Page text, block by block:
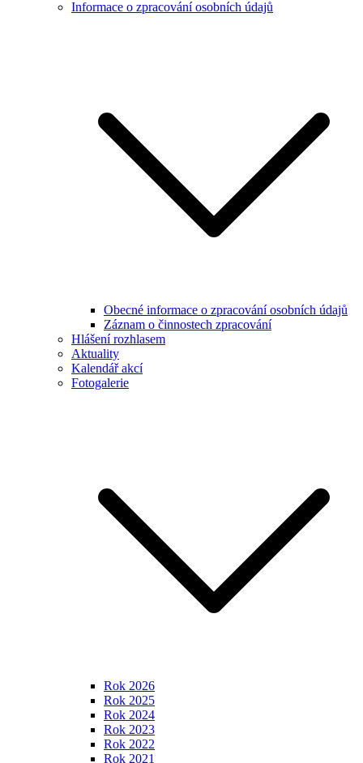
Informace o zpracování osobních údajů
Obecné informace o zpracování osobních údajů
Záznam o činnostech zpracování
Hlášení rozhlasem
Aktuality
Kalendář akcí
Fotogalerie
Rok 2026
Rok 2025
Rok 2024
Rok 2023
Rok 2022
Rok 2021